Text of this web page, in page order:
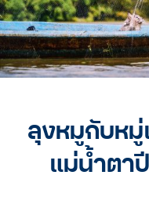
ลุงหมูกับห
แม่น้ำตา